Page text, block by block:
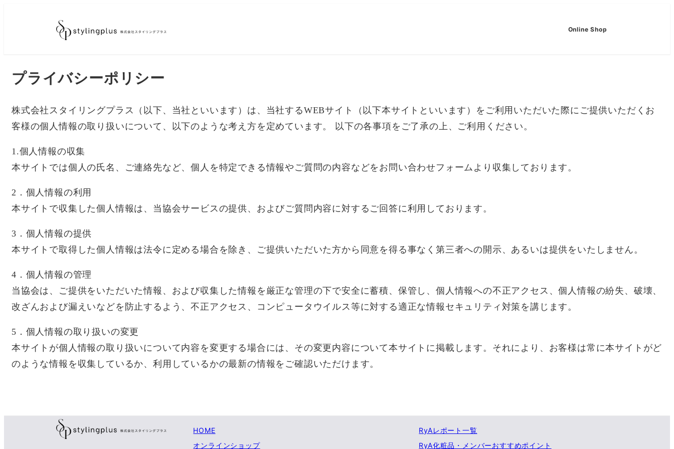
ン
ン
ツ
移
動
Online Shop
プライバシーポリシー
株式会社スタイリングプラス（以下、当社といいます）は、当社するWEBサイト（以下本サイトといいます）をご利用いただいた際にご提供いただくお
客様の個人情報の取り扱いについて、以下のような考え方を定めています。 以下の各事項をご了承の上、ご利用ください。
1.個人情報の収集
本サイトでは個人の氏名、ご連絡先など、個人を特定できる情報やご質問の内容などをお問い合わせフォームより収集しております。
2．個人情報の利用
本サイトで収集した個人情報は、当協会サービスの提供、およびご質問内容に対するご回答に利用しております。
3．個人情報の提供
本サイトで取得した個人情報は法令に定める場合を除き、ご提供いただいた方から同意を得る事なく第三者への開示、あるいは提供をいたしません。
4．個人情報の管理
当協会は、ご提供をいただいた情報、および収集した情報を厳正な管理の下で安全に蓄積、保管し、個人情報への不正アクセス、個人情報の紛失、破壊、
改ざんおよび漏えいなどを防止するよう、不正アクセス、コンピュータウイルス等に対する適正な情報セキュリティ対策を講じます。
5．個人情報の取り扱いの変更
本サイトが個人情報の取り扱いについて内容を変更する場合には、その変更内容について本サイトに掲載します。それにより、お客様は常に本サイトがど
のような情報を収集しているか、利用しているかの最新の情報をご確認いただけます。
HOME
オンラインショップ
RyAレポート一覧
RyA化粧品・メンバーおすすめポイント